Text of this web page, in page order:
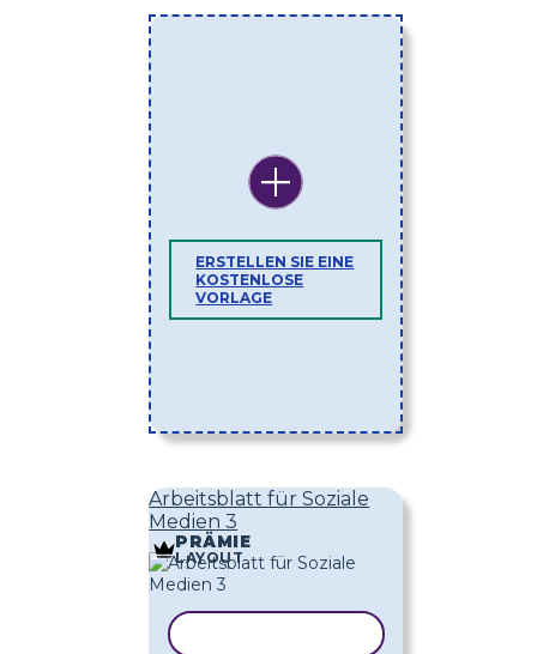
ERSTELLEN SIE EINE
KOSTENLOSE
VORLAGE
Arbeitsblatt für Soziale
Medien 3
PRÄMIE
LAYOUT